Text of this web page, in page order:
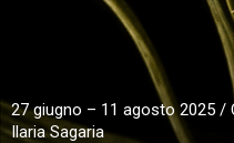
27 giugno – 11 agosto 2025 /
Ilaria Sagaria